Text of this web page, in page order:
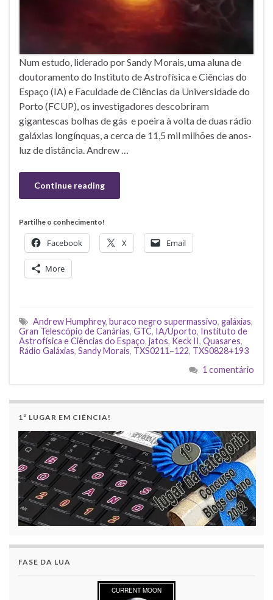
Num estudo, liderado por Sandy Morais, uma aluna de
doutoramento do Instituto de Astrofísica e Ciências do
Espaço (IA) e Faculdade de Ciências da Universidade do
Porto (FCUP), os investigadores descobriram
gigantescas bolhas de gás e poeira à volta de duas rádio
galáxias longínquas, a cerca de 11,5 mil milhões de anos-
luz de distância. Andrew …
Continue reading
Partilhe o conhecimento!
Facebook X Email
More
Andrew Humphrey, buraco negro supermassivo, galáxias,
Gran Telescópio de Canárias, GTC, IA/Uporto, Instituto de
Astrofísica e Ciências do Espaço, jatos, Keck II, Quasares,
Rádio Galáxias, Sandy Morais, TXS0211−122, TXS0828+193
1 comentário
1º LUGAR EM CIÊNCIA!
FASE DA LUA